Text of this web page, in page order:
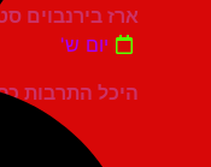
היכל התרבות כפר סבא
ארז בירנבוים סטנדאפ
יום ש'